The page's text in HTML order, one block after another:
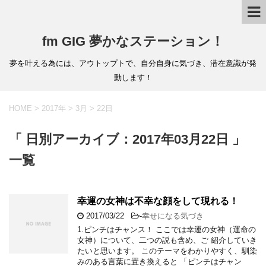
fm GIG 夢かなステーション！
夢を叶える為には、アウトップトで、自分自身に気づき、潜在意識が発
動します！
HOME > 2017年 > 3月 > 22日
「 日別アーカイブ：2017年03月22日 」
一覧
幸運の女神は不幸な顔をして現れる！
2017/03/22 -幸せになる気づき
1.ピンチはチャンス！ ここでは幸運の女神（運命の
女神）について、二つの説も含め、ご 紹介していき
たいと思います。 このテーマをわかりやすく、馴染
みのある言葉に置き換えると 「ピンチはチャン